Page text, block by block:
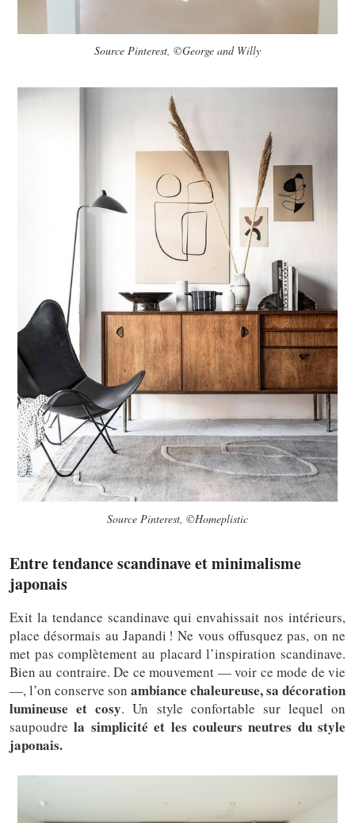
Source Pinterest, ©George and Willy
Source Pinterest, ©Homeplistic
Entre tendance scandinave et minimalisme
japonais
Exit la tendance scandinave qui envahissait nos intérieurs,
place désormais au Japandi ! Ne vous offusquez pas, on ne
met pas complètement au placard l’inspiration scandinave.
Bien au contraire. De ce mouvement — voir ce mode de vie
—, l’on conserve son ambiance chaleureuse, sa décoration
lumineuse et cosy. Un style confortable sur lequel on
saupoudrela simplicité et les couleurs neutres du style
japonais.